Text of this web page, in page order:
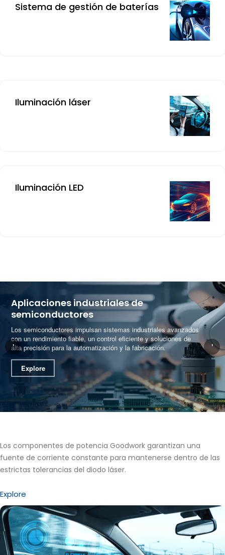
Sistema de gestión de baterías
Iluminación láser
Iluminación LED
Aplicaciones industriales de
semiconductores
Los semiconductores impulsan sistemas industriales avanzados
con un rendimiento fiable, un control eficiente y soluciones de
alta precisión para la automatización y la fabricación.
Explore
' '
Los componentes de potencia Goodwork garantizan una
fuente de corriente constante para mantenerse dentro de las
estrictas tolerancias del diodo láser.
Explore